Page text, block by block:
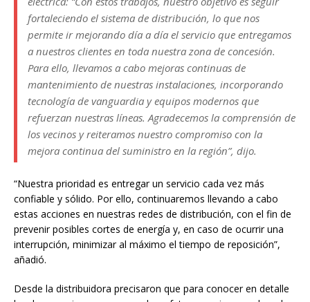
fortaleciendo el sistema de distribución, lo que nos
permite ir mejorando día a día el servicio que entregamos
a nuestros clientes en toda nuestra zona de concesión.
Para ello, llevamos a cabo mejoras continuas de
mantenimiento de nuestras instalaciones, incorporando
tecnología de vanguardia y equipos modernos que
refuerzan nuestras líneas. Agradecemos la comprensión de
los vecinos y reiteramos nuestro compromiso con la
mejora continua del suministro en la región”, dijo.
“Nuestra prioridad es entregar un servicio cada vez más
confiable y sólido. Por ello, continuaremos llevando a cabo
estas acciones en nuestras redes de distribución, con el fin de
prevenir posibles cortes de energía y, en caso de ocurrir una
interrupción, minimizar al máximo el tiempo de reposición”,
añadió.
Desde la distribuidora precisaron que para conocer en detalle